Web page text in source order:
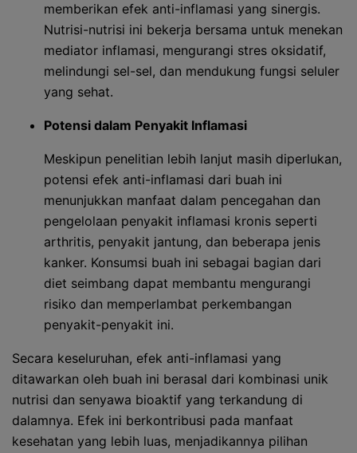
memberikan efek anti-inflamasi yang sinergis.
Nutrisi-nutrisi ini bekerja bersama untuk menekan
mediator inflamasi, mengurangi stres oksidatif,
melindungi sel-sel, dan mendukung fungsi seluler
yang sehat.
Potensi dalam Penyakit Inflamasi
Meskipun penelitian lebih lanjut masih diperlukan,
potensi efek anti-inflamasi dari buah ini
menunjukkan manfaat dalam pencegahan dan
pengelolaan penyakit inflamasi kronis seperti
arthritis, penyakit jantung, dan beberapa jenis
kanker. Konsumsi buah ini sebagai bagian dari
diet seimbang dapat membantu mengurangi
risiko dan memperlambat perkembangan
penyakit-penyakit ini.
Secara keseluruhan, efek anti-inflamasi yang
ditawarkan oleh buah ini berasal dari kombinasi unik
nutrisi dan senyawa bioaktif yang terkandung di
dalamnya. Efek ini berkontribusi pada manfaat
kesehatan yang lebih luas, menjadikannya pilihan